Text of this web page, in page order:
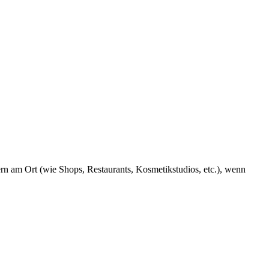
am Ort (wie Shops, Restaurants, Kosmetikstudios, etc.), wenn